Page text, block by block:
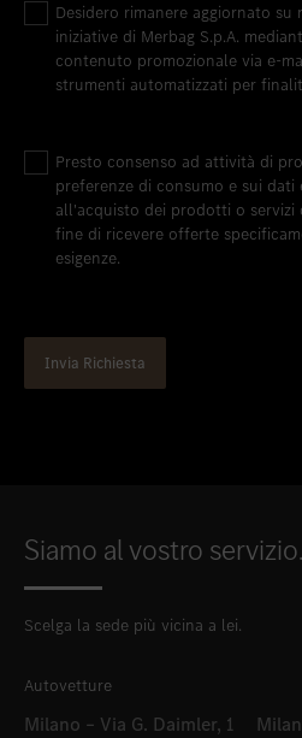
Desidero rimanere aggiornato
iniziative di Merbag S.p.A.
contenuto promozionale via e-
strumenti automatizzati per
Presto consenso ad attività di
preferenze di consumo e sui
all'acquisto dei prodotti o servizi
fine di ricevere offerte
esigenze.
Siamo al vostro servizio.
Scelga la sede più vicina a lei.
Autovetture
Milano – Via G. Daimler, 1